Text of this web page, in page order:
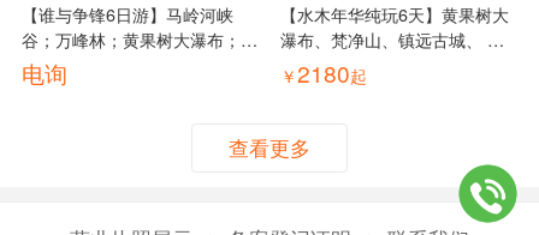
【谁与争锋6日游】马岭河峡
谷；万峰林；黄果树大瀑布；荔
波小七孔；西江千户苗寨（28
人内精品纯玩团）
电询
【水木年华纯玩6天】黄果树大
瀑布、梵净山、镇远古城、 西
江千户苗寨、荔波大小七孔、青
岩古镇 <29人精致纯玩小团，2
景区，赠送 200 元/人西江定点
旅拍代金券>
￥2180起
查看更多